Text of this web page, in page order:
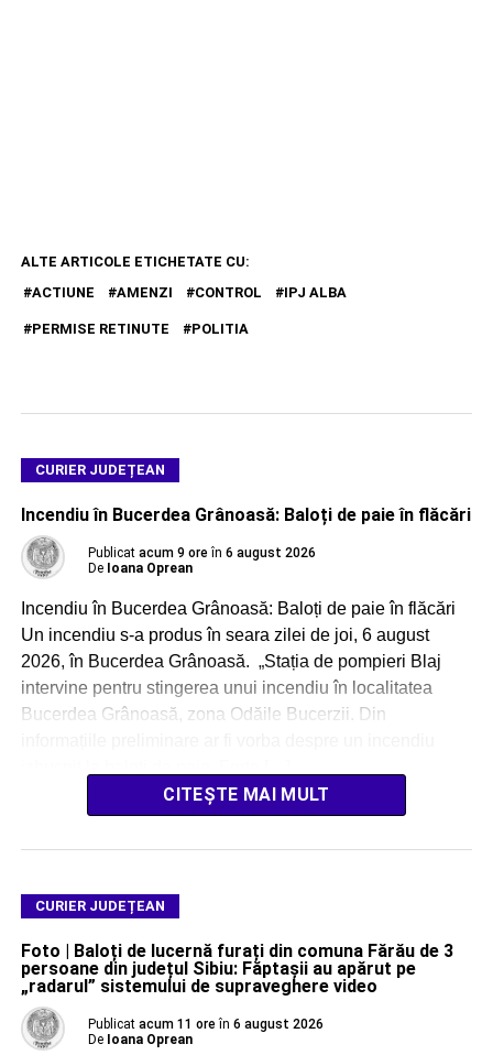
ALTE ARTICOLE ETICHETATE CU:
ACTIUNE
AMENZI CONTROL IPJ ALBA
PERMISE RETINUTE POLITIA
CURIER JUDEȚEAN
Incendiu în Bucerdea Grânoasă: Baloți de paie în flăcări
Publicat acum 9 ore în 6 august 2026
De Ioana Oprean
Incendiu în Bucerdea Grânoasă: Baloți de paie în flăcări
Un incendiu s-a produs în seara zilei de joi, 6 august
2026, în Bucerdea Grânoasă. „Stația de pompieri Blaj
intervine pentru stingerea unui incendiu în localitatea
Bucerdea Grânoasă, zona Odăile Bucerzii. Din
CITEȘTE MAI MULT
CURIER JUDEȚEAN
Foto | Baloți de lucernă furați din comuna Fărău de 3
persoane din județul Sibiu: Făptașii au apărut pe
„radarul” sistemului de supraveghere video
Publicat acum 11 ore în 6 august 2026
De Ioana Oprean